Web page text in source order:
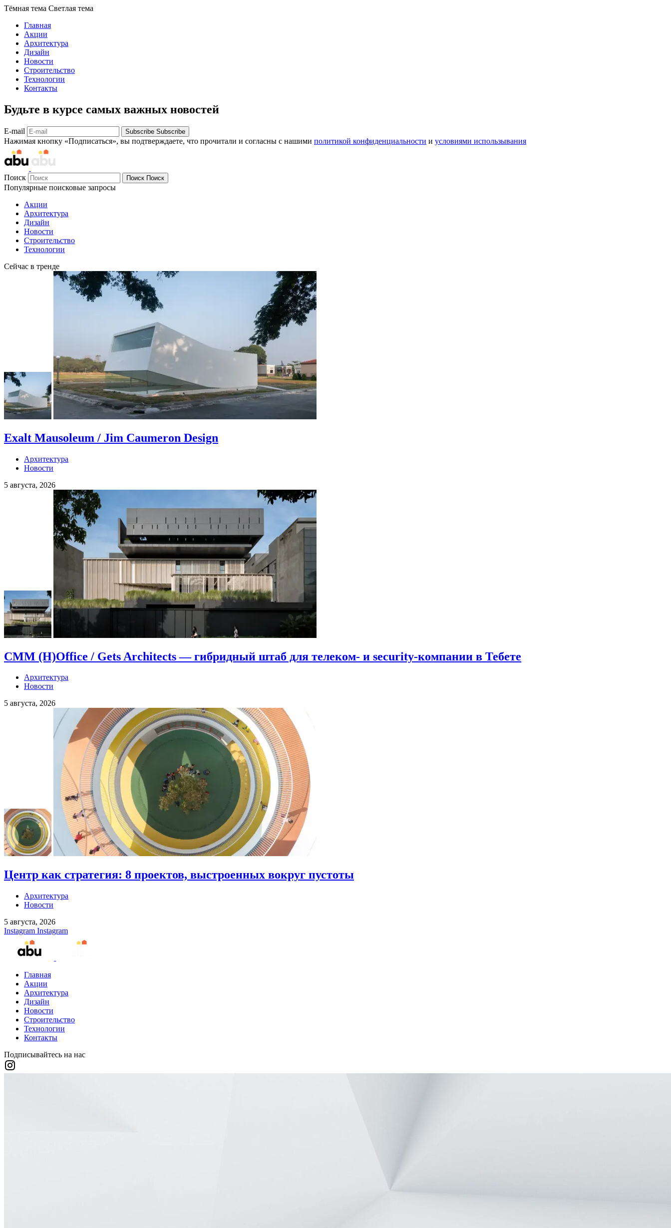
Тёмная тема Светлая тема
Главная
Акции
Архитектура
Дизайн
Новости
Строительство
Технологии
Контакты
Будьте в курсе самых важных новостей
E-mail Subscribe Subscribe
Нажимая кнопку «Подписаться», вы подтверждаете, что прочитали и согласны с нашими политикой конфиденциальности и условиями использывания
Поиск Поиск Поиск
Популярные поисковые запросы
Акции
Архитектура
Дизайн
Новости
Строительство
Технологии
Сейчас в тренде
Exalt Mausoleum / Jim Caumeron Design
Архитектура
Новости
5 августа, 2026
CMM (H)Office / Gets Architects — гибридный штаб для телеком- и security-компании в Тебете
Архитектура
Новости
5 августа, 2026
Центр как стратегия: 8 проектов, выстроенных вокруг пустоты
Архитектура
Новости
5 августа, 2026
Instagram Instagram
Главная
Акции
Архитектура
Дизайн
Новости
Строительство
Технологии
Контакты
Подписывайтесь на нас